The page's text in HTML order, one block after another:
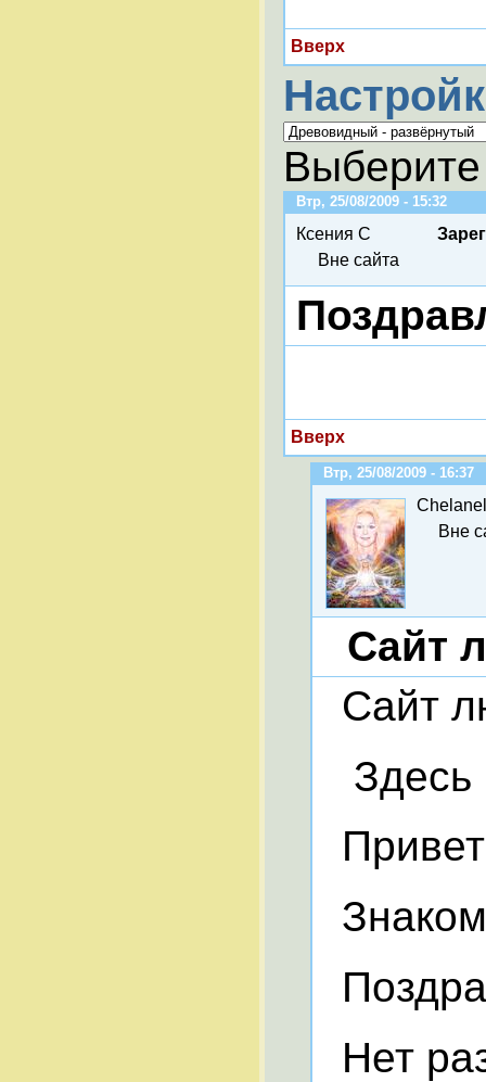
Вверх
Втр, 25/08/2009 - 15:32
Ксения С
Вне сайта
Вверх
Втр, 25/08/2009 - 16:37
Chelanel
Вне
Cайт
Cайт
Здесь
Нет